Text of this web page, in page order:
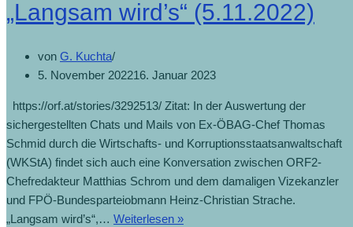
„Langsam wird’s“ (5.11.2022)
von G. Kuchta
5. November 202216. Januar 2023
https://orf.at/stories/3292513/ Zitat: In der Auswertung der
sichergestellten Chats und Mails von Ex-ÖBAG-Chef Thomas
Schmid durch die Wirtschafts- und Korruptionsstaatsanwaltschaft
(WKStA) findet sich auch eine Konversation zwischen ORF2-
Chefredakteur Matthias Schrom und dem damaligen Vizekanzler
und FPÖ-Bundesparteiobmann Heinz-Christian Strache.
„Langsam wird’s“,… Weiterlesen »